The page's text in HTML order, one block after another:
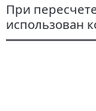
При
использован